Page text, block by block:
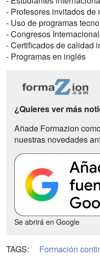
- Profesores invitados de
- Uso de programas
- Congresos
- Certificados de calidad
- Programas en inglés
¿Quieres ver más
Añade Formazion
nuestras novedades
Se abrirá en Google
TAGS: Formación